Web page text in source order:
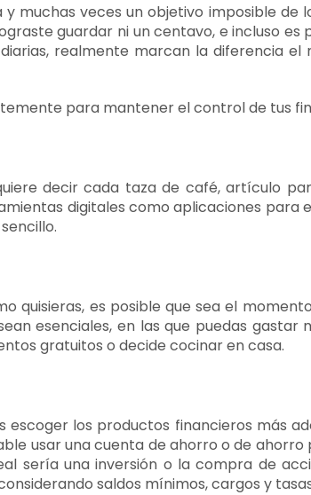
y muchas veces un objetivo imposible de
guardar ni un centavo, e incluso es
realmente marcan la diferencia el
para mantener el control de tus
decir cada taza de café, artículo
digitales como aplicaciones para
quisieras, es posible que sea el
esenciales, en las que puedas gastar
gratuitos o decide cocinar en casa.
los productos financieros más
usar una cuenta de ahorro o de ahorro
sería una inversión o la compra de
saldos mínimos, cargos y